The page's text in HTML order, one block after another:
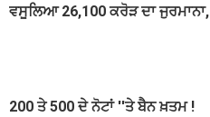
ਵਸੂਲਿਆ 26,100 ਕਰੋੜ ਦਾ ਜੁਰਮਾਨਾ,
200 ਤੇ 500 ਦੇ ਨੋਟਾਂ ''ਤੇ ਬੈਨ ਖ਼ਤਮ !